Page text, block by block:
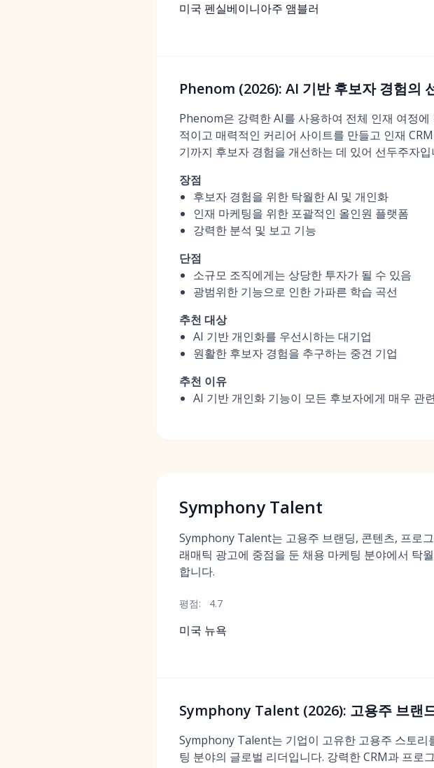
미국 펜실베이니아주 앰블러
Phenom (2026): AI 기반 후보자 경험의
Phenom은 강력한 AI를 사용하여 전체 인재 여정
적이고 매력적인 커리어 사이트를 만들고 인재
기까지 후보자 경험을 개선하는 데 있어 선두주자입
장점
후보자 경험을 위한 탁월한 AI 및 개인화
인재 마케팅을 위한 포괄적인 올인원 플랫폼
강력한 분석 및 보고 기능
단점
소규모 조직에게는 상당한 투자가 될 수 있음
광범위한 기능으로 인한 가파른 학습 곡선
추천 대상
AI 기반 개인화를 우선시하는 대기업
원활한 후보자 경험을 추구하는 중견 기업
추천 이유
AI 기반 개인화 기능이 모든 후보자에게 매우 관
Symphony Talent
Symphony Talent는 고용주 브랜딩, 콘텐츠, 프로그
래매틱 광고에 중점을 둔 채용 마케팅 분야에서 탁월
합니다.
평점: 4.7
미국 뉴욕
Symphony Talent (2026): 고용주 브랜
Symphony Talent는 기업이 고유한 고용주 스토리
팅 분야의 글로벌 리더입니다. 강력한 CRM과 프로